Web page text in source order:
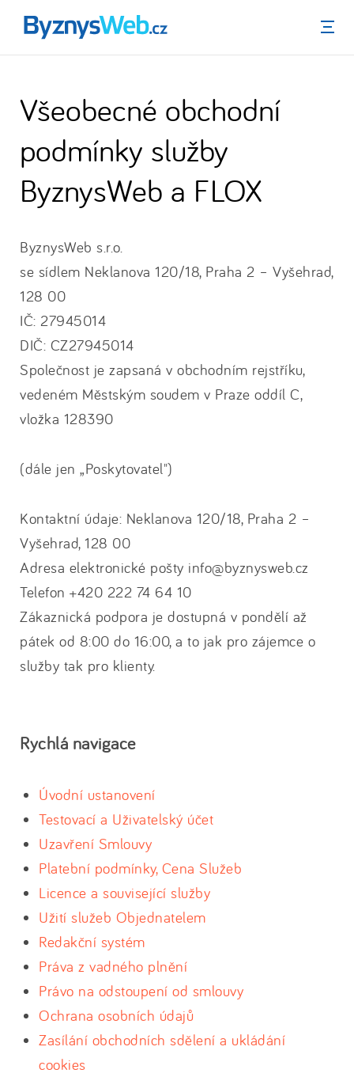
Menu
Všeobecné obchodní
podmínky služby
ByznysWeb a FLOX
ByznysWeb s.r.o.
se sídlem Neklanova 120/18, Praha 2 – Vyšehrad,
128 00
IČ: 27945014
DIČ: CZ27945014
Společnost je zapsaná v obchodním rejstříku,
vedeném Městským soudem v Praze oddíl C,
vložka 128390
(dále jen „Poskytovatel")
Kontaktní údaje: Neklanova 120/18, Praha 2 –
Vyšehrad, 128 00
Adresa elektronické pošty info@byznysweb.cz
Telefon +420 222 74 64 10
Zákaznická podpora je dostupná v pondělí až
pátek od 8:00 do 16:00, a to jak pro zájemce o
služby tak pro klienty.
Rychlá navigace
Úvodní ustanovení
Testovací a Uživatelský účet
Uzavření Smlouvy
Platební podmínky, Cena Služeb
Licence a související služby
Užití služeb Objednatelem
Redakční systém
Práva z vadného plnění
Právo na odstoupení od smlouvy
Ochrana osobních údajů
Zasílání obchodních sdělení a ukládání
cookies